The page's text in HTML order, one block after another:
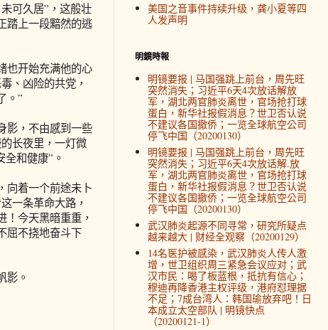
可久居”，这般壮
踏上一段黯然的逃
开始充满他的心
、凶险的共党，
。”
，不由感到一些
长夜里，一灯微
和健康”。
着一个前途未卜
一条革命大路，
今天黑暗重重，
屈不挠地奋斗下
影。
美国之音事件持续升级，龚小夏等四
人发声明
明鏡時報
明镜要报 | 马国强跳上前台，周先旺
突然消失；习近平6天4次放话解放
军，湖北两官肺炎离世，官场抢打球
蛋白，新华社报假消息？世卫否认说
不建议各国撤侨；一览全球航空公司
停飞中国（20200130）
明镜要报 | 马国强跳上前台，周先旺
突然消失；习近平6天4次放话解.放
军，湖北两官肺炎离世，官场抢打球
蛋白，新华社报假消息？世卫否认说
不建议各国撤侨；一览全球航空公司
停飞中国（20200130）
武汉肺炎起源不同寻常，研究所疑点
越来越大 | 财经全观察（20200129）
14名医护被感染，武汉肺炎人传人激
增，世卫组织周三紧急会议应对；武
汉市民：喝了板蓝根，抵抗有信心；
穆迪再降香港主权评级，港府怼理据
不足；7成台湾人：韩国瑜放弃吧！日
本成立太空部队 | 明镜快点
（20200121-1）